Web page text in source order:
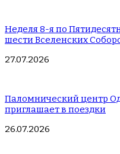
Неделя 8-я по
шести Вселенских
27.07.2026
Паломнический центр
приглашает в поездки
26.07.2026